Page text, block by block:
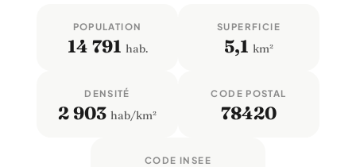
POPULATION
14 791 hab.
SUPERFICIE
5,1 km²
DENSITÉ
2 903 hab/km²
CODE POSTAL
78420
CODE INSEE